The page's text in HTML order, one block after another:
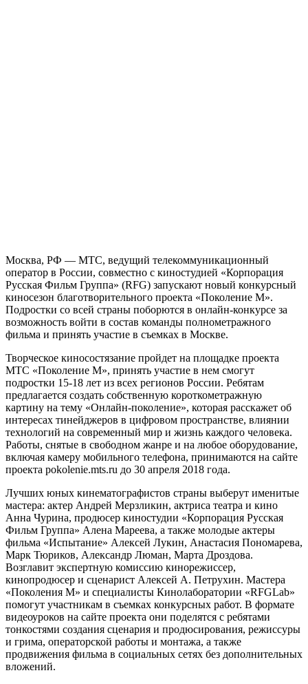
Москва, РФ — МТС, ведущий телекоммуникационный
оператор в России, совместно с киностудией «Корпорация
Русская Фильм Группа» (RFG) запускают новый конкурсный
киносезон благотворительного проекта «Поколение М».
Подростки со всей страны поборются в онлайн-конкурсе за
возможность войти в состав команды полнометражного
фильма и принять участие в съемках в Москве.
Творческое киносостязание пройдет на площадке проекта
МТС «Поколение М», принять участие в нем смогут
подростки 15-18 лет из всех регионов России. Ребятам
предлагается создать собственную короткометражную
картину на тему «Онлайн-поколение», которая расскажет об
интересах тинейджеров в цифровом пространстве, влиянии
технологий на современный мир и жизнь каждого человека.
Работы, снятые в свободном жанре и на любое оборудование,
включая камеру мобильного телефона, принимаются на сайте
проекта pokolenie.mts.ru до 30 апреля 2018 года.
Лучших юных кинематографистов страны выберут именитые
мастера: актер Андрей Мерзликин, актриса театра и кино
Анна Чурина, продюсер киностудии «Корпорация Русская
Фильм Группа» Алена Мареева, а также молодые актеры
фильма «Испытание» Алексей Лукин, Анастасия Пономарева,
Марк Тюриков, Александр Люман, Марта Дроздова.
Возглавит экспертную комиссию кинорежиссер,
кинопродюсер и сценарист Алексей А. Петрухин. Мастера
«Поколения М» и специалисты Кинолаборатории «RFGLab»
помогут участникам в съемках конкурсных работ. В формате
видеоуроков на сайте проекта они поделятся с ребятами
тонкостями создания сценария и продюсирования, режиссуры
и грима, операторской работы и монтажа, а также
продвижения фильма в социальных сетях без дополнительных
вложений.